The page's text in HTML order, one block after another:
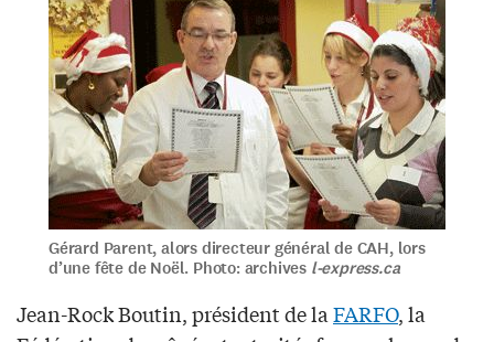
Gérard Parent, alors directeur général de CAH, lors
d’une fête de Noël. Photo: archives l-express.ca
Jean-Rock Boutin, président de laFARFO, la